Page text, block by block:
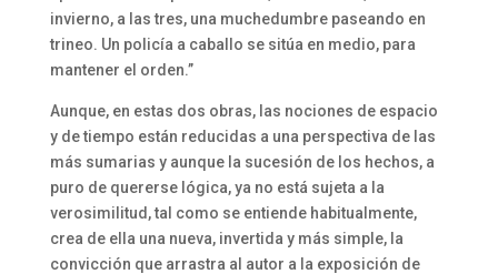
invierno, a las tres, una muchedumbre paseando en
trineo. Un policía a caballo se sitúa en medio, para
mantener el orden.”
Aunque, en estas dos obras, las nociones de espacio
y de tiempo están reducidas a una perspectiva de las
más sumarias y aunque la sucesión de los hechos, a
puro de quererse lógica, ya no está sujeta a la
verosimilitud, tal como se entiende habitualmente,
crea de ella una nueva, invertida y más simple, la
convicción que arrastra al autor a la exposición de